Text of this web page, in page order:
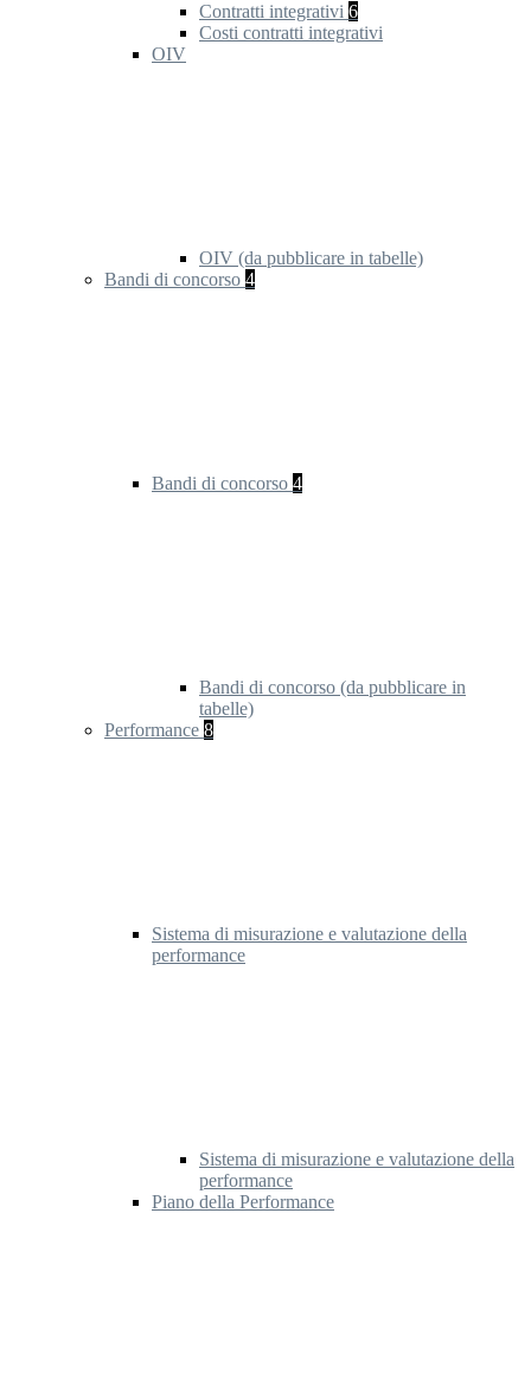
Contratti integrativi 6
Costi contratti integrativi
OIV
OIV (da pubblicare in tabelle)
Bandi di concorso 4
Bandi di concorso 4
Bandi di concorso (da pubblicare in
tabelle)
Performance 8
Sistema di misurazione e valutazione della
performance
Sistema di misurazione e valutazione della
performance
Piano della Performance